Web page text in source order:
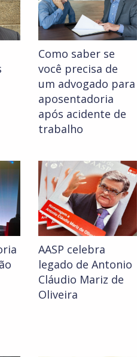
Como saber se
você precisa de
um advogado para
aposentadoria
após acidente de
trabalho
AASP celebra
legado de Antonio
Cláudio Mariz de
Oliveira